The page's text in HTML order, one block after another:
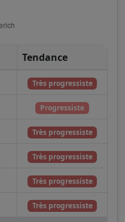
Tendance
Très progressiste
Progressiste
Très progressiste
Très progressiste
Très progressiste
Très progressiste